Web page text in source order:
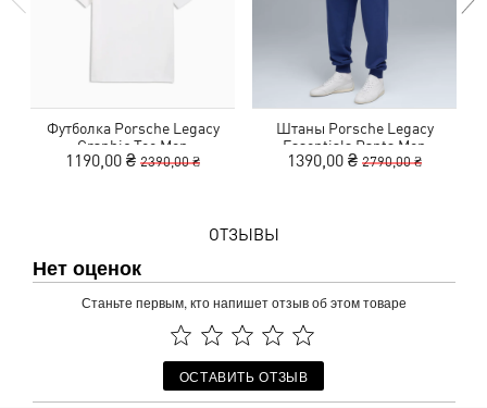
Футболка Porsche Legacy
Graphic Tee Men
1190,00 ₴ 2390,00 ₴
Штаны Porsche Legacy
Essentials Pants Men
1390,00 ₴ 2790,00 ₴
ОТЗЫВЫ
Нет оценок
Станьте первым, кто напишет отзыв об этом товаре
ОСТАВИТЬ ОТЗЫВ